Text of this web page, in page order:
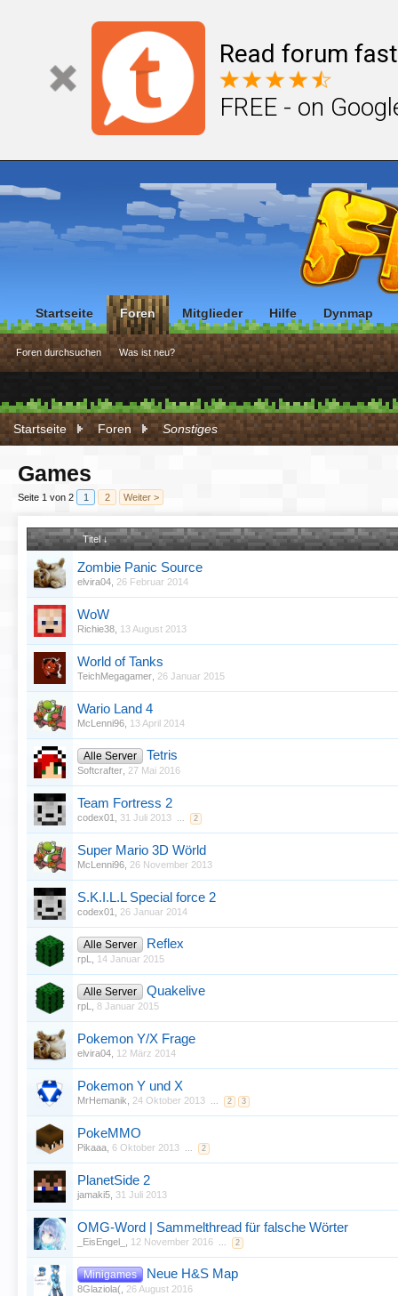
Read forum
FREE - on
Startseite Foren Sonstiges
Games
Seite 1 von 2 1 2 Weiter >
Titel ↓
Zombie Panic Source
elvira04 26 Februar 2014
WoW
Richie38 13 August 2013
World of Tanks
TeichMegagamer 26 Januar 2015
Wario Land 4
McLenni96 13 April 2014
Alle Server Tetris
Softcrafter 27 Mai 2016
Team Fortress 2
codex01 31 Juli 2013 ... 2
Super Mario 3D Wörld
McLenni96 26 November 2013
S.K.I.L.L Special force 2
codex01 26 Januar 2014
Alle Server Reflex
rpL 14 Januar 2015
Alle Server Quakelive
rpL 8 Januar 2015
Pokemon Y/X Frage
elvira04 12 März 2014
Pokemon Y und X
MrHemanik 24 Oktober 2013 ... 2 3
PokeMMO
Pikaaa 6 Oktober 2013 ... 2
PlanetSide 2
jamaki5 31 Juli 2013
OMG-Word | Sammelthread für falsche Wörter
_EisEngel_ 12 November 2016 ... 2
Minigames Neue H&S Map
8Glaziola( 26 August 2016
Startseite Foren
Foren durchsuchen Was ist neu?
Mitglieder Hilfe Dynmap